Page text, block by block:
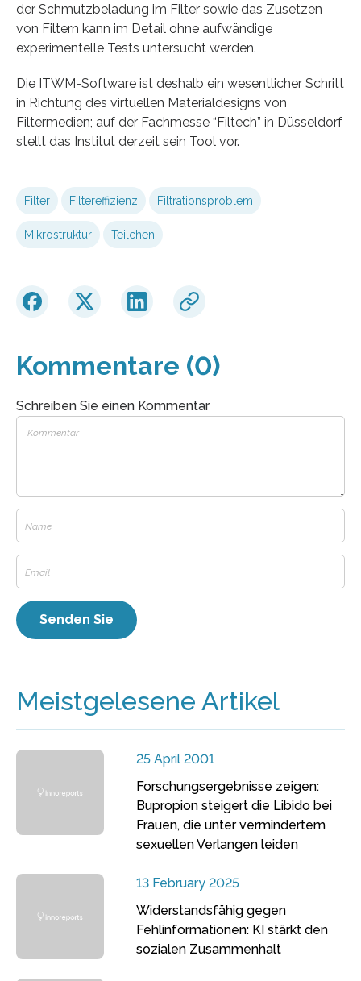
der Schmutzbeladung im Filter sowie das Zusetzen
von Filtern kann im Detail ohne aufwändige
experimentelle Tests untersucht werden.
Die ITWM-Software ist deshalb ein wesentlicher Schritt
in Richtung des virtuellen Materialdesigns von
Filtermedien; auf der Fachmesse “Filtech” in Düsseldorf
stellt das Institut derzeit sein Tool vor.
Filter Filtereffizienz Filtrationsproblem
Mikrostruktur Teilchen
Kommentare (0)
Schreiben Sie einen Kommentar
Meistgelesene Artikel
25 April 2001
Forschungsergebnisse zeigen:
Bupropion steigert die Libido bei
Frauen, die unter vermindertem
sexuellen Verlangen leiden
13 February 2025
Widerstandsfähig gegen
Fehlinformationen: KI stärkt den
sozialen Zusammenhalt